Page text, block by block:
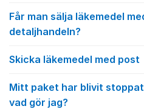
Får man sälja läkemedel
detaljhandeln?
Skicka läkemedel med post
Mitt paket har blivit
vad gör jag?